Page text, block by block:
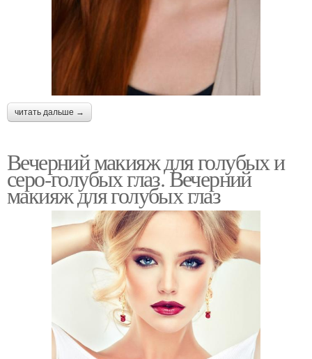
читать дальше →
Вечерний макияж для голубых и
серо-голубых глаз. Вечерний
макияж для голубых глаз